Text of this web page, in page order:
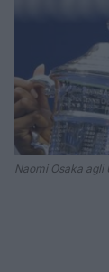
Naomi Osaka agli